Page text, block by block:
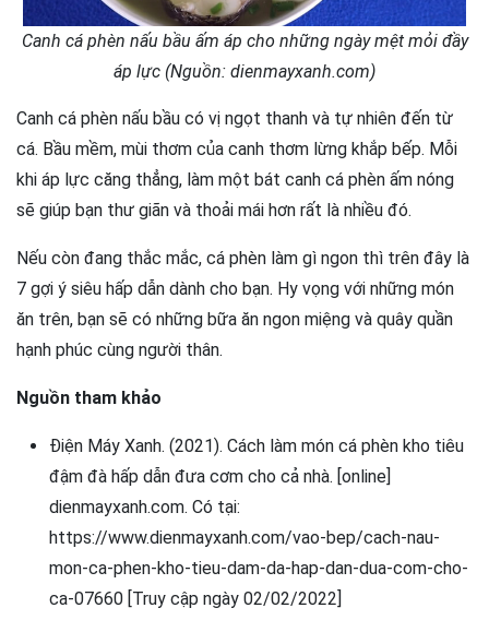
Canh cá phèn nấu bầu ấm áp cho những ngày mệt mỏi đầy
áp lực (Nguồn: dienmayxanh.com)
Canh cá phèn nấu bầu có vị ngọt thanh và tự nhiên đến từ
cá. Bầu mềm, mùi thơm của canh thơm lừng khắp bếp. Mỗi
khi áp lực căng thẳng, làm một bát canh cá phèn ấm nóng
sẽ giúp bạn thư giãn và thoải mái hơn rất là nhiều đó.
Nếu còn đang thắc mắc, cá phèn làm gì ngon thì trên đây là
7 gợi ý siêu hấp dẫn dành cho bạn. Hy vọng với những món
ăn trên, bạn sẽ có những bữa ăn ngon miệng và quây quần
hạnh phúc cùng người thân.
Nguồn tham khảo
Điện Máy Xanh. (2021). Cách làm món cá phèn kho tiêu
đậm đà hấp dẫn đưa cơm cho cả nhà. [online]
dienmayxanh.com. Có tại:
https://www.dienmayxanh.com/vao-bep/cach-nau-
mon-ca-phen-kho-tieu-dam-da-hap-dan-dua-com-cho-
ca-07660 [Truy cập ngày 02/02/2022]